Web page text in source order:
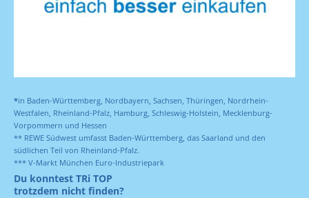
*in Baden-Württemberg, Nordbayern, Sachsen, Thüringen, Nordrhein-
Westfalen, Rheinland-Pfalz, Hamburg, Schleswig-Holstein, Mecklenburg-
Vorpommern und Hessen
** REWE Südwest umfasst Baden-Württemberg, das Saarland und den
südlichen Teil von Rheinland-Pfalz.
*** V-Markt München Euro-Industriepark
Du konntest TRi TOP
trotzdem nicht finden?